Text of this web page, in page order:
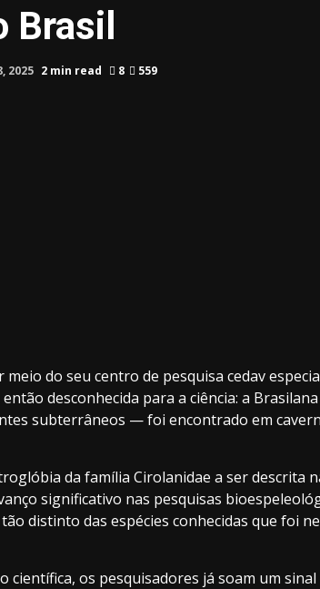
Brasil
2025 2 min read 8 559
do seu centro de pesquisa cedav
desconhecida para a ciência: a
subterrâneos — foi encontrado em
da família Cirolanidae a ser descrita
significativo nas pesquisas
distinto das espécies conhecidas que foi
científica, os pesquisadores já soam um